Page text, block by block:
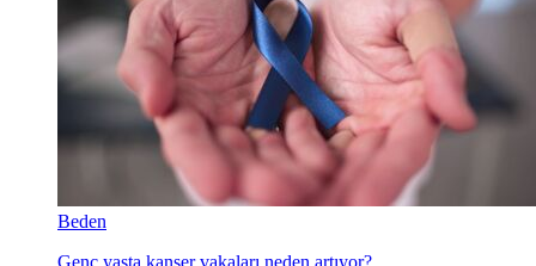
Beden
Genç yaşta kanser vakaları neden artıyor?